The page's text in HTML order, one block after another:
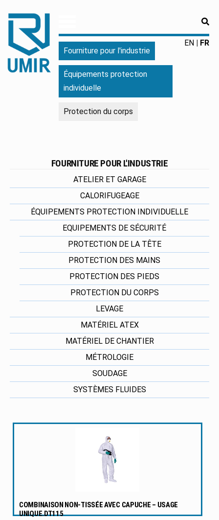
Fourniture
pour
l'industrie
Produits
EN
FR
Fourniture pour l'industrie
Équipements protection
individuelle
Protection du corps
FOURNITURE POUR L'INDUSTRIE
ATELIER ET GARAGE
CALORIFUGEAGE
ÉQUIPEMENTS PROTECTION INDIVIDUELLE
EQUIPEMENTS DE SÉCURITÉ
PROTECTION DE LA TÊTE
PROTECTION DES MAINS
PROTECTION DES PIEDS
PROTECTION DU CORPS
LEVAGE
MATÉRIEL ATEX
MATÉRIEL DE CHANTIER
MÉTROLOGIE
SOUDAGE
SYSTÈMES FLUIDES
COMBINAISON NON-TISSÉE AVEC CAPUCHE – USAGE
UNIQUE.DT115